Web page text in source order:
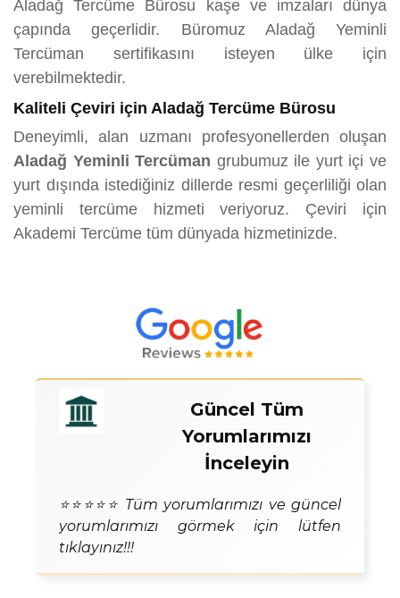
Aladağ Tercüme Bürosu kaşe ve imzaları dünya
çapında geçerlidir. Büromuz Aladağ Yeminli
Tercüman sertifikasını isteyen ülke için
verebilmektedir.
Kaliteli Çeviri için Aladağ Tercüme Bürosu
Deneyimli, alan uzmanı profesyonellerden oluşan
Aladağ Yeminli Tercüman grubumuz ile yurt içi ve
yurt dışında istediğiniz dillerde resmi geçerliliği olan
yeminli tercüme hizmeti veriyoruz. Çeviri için
Akademi Tercüme tüm dünyada hizmetinizde.
Güncel Tüm
Yorumlarımızı
İnceleyin
⭐⭐⭐⭐⭐ Tüm yorumlarımızı ve güncel
yorumlarımızı görmek için lütfen
tıklayınız!!!